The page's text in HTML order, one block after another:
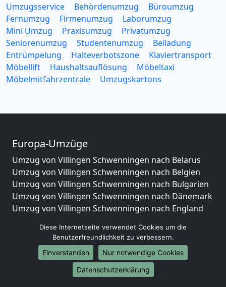
Umzugsservice Behördenumzug
Büroumzug
Fernumzug
Firmenumzug
Laborumzug
Mini Umzug
Praxisumzug
Privatumzug
Seniorenumzug
Studentenumzug
Beiladung
Entrümpelung
Halteverbotszone
Klaviertransport
Möbellift
Haushaltsauflösung
Möbeltaxi
Möbelmitfahrzentrale
Umzugskartons
Europa-Umzüge
Umzug von Villingen Schwenningen nach Belarus
Umzug von Villingen Schwenningen nach Belgien
Umzug von Villingen Schwenningen nach Bulgarien
Umzug von Villingen Schwenningen nach Dänemark
Umzug von Villingen Schwenningen nach England
Umzug von Villingen Schwenningen nach Bosnien
und Herzegowina
Umzug von Villingen Schwenningen nach Irland
Umzug von Villingen Schwenningen nach Lettland
Umzug von Villingen Schwenningen nach Zypern
Diese Internetseite verwendet Cookies um die
Benutzerfreundlichkeit zu verbessern.
Einverstanden
Nur notwendige Cookies
Datenschutzerklärung